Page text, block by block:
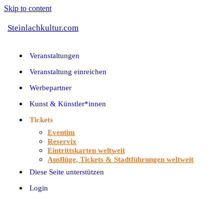
Skip to content
Steinlachkultur.com
Veranstaltungen
Veranstaltung einreichen
Werbepartner
Kunst & Künstler*innen
Tickets
Eventim
Reservix
Eintrittskarten weltweit
Ausflüge, Tickets & Stadtführungen weltweit
Diese Seite unterstützen
Login